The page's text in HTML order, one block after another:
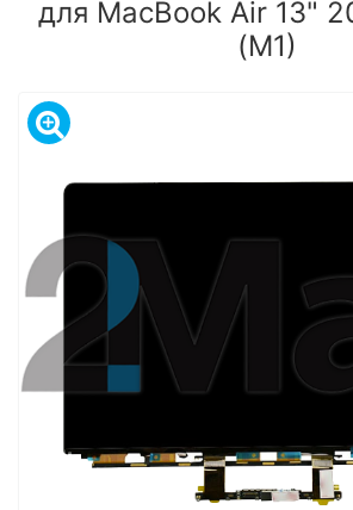
для MacBook Air 13"
(M1)